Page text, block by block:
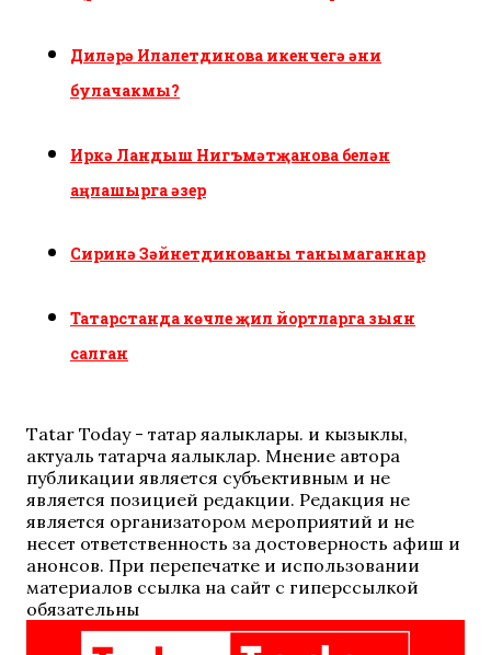
Диләрә Илалетдинова икенчегә әни
булачакмы?
Иркә Ландыш Нигъмәтҗанова белән
аңлашырга әзер
Сиринә Зәйнетдинованы танымаганнар
Татарстанда көчле җил йортларга зыян
салган
Tatar Today - татар яңалыклары. иң кызыклы,
актуаль татарча яңалыклар. Мнение автора
публикации является субъективным и не
является позицией редакции. Редакция не
является организатором мероприятий и не
несет ответственность за достоверность афиш и
анонсов. При перепечатке и использовании
материалов ссылка на сайт с гиперссылкой
обязательны